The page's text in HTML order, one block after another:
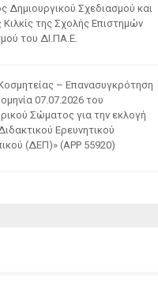
Δημιουργικού Σχεδιασμού και
της Σχολής Επιστημών
του ΔΙ.ΠΑ.Ε.
– Επανασυγκρότηση
07.07.2026 του
Σώματος για την εκλογή
Ερευνητικού
(ΔΕΠ)» (APP 55920)